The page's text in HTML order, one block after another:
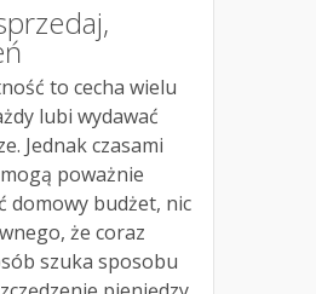
to cecha wielu
lubi wydawać
Jednak czasami
poważnie
domowy budżet, nic
że coraz
szuka sposobu